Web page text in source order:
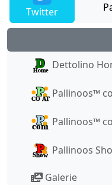
Twitter
Dettolino
Pallinoos™ co
Pallinoos™
Pallinoos
Galerie